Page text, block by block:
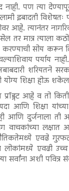
पण त्या
इबादती विशेषतः
आहे. त्यानंतर
तर मात्र त्याला
करण्याची सोय
पर्याय
जबाबदारी
शिक्षा होऊ
प्रॉड्नट आहे व तो
आणि शिक्षा
आणि दुर्जनाला
वाचकांच्या
एवढे
लोकांमध्ये एवढी
अशी पवित्र